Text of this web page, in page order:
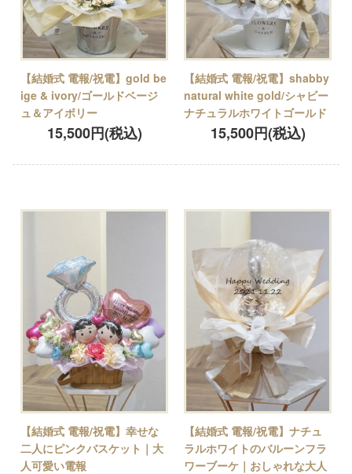
【結婚式 電報/祝電】gold be
ige & ivory/ゴールドベージ
ュ＆アイボリー
15,500円(税込)
【結婚式 電報/祝電】shabby
natural white gold/シャビー
ナチュラルホワイトゴールド
15,500円(税込)
【結婚式 電報/祝電】幸せな
二人にピンクバスケット｜大
人可愛い電報
【結婚式 電報/祝電】ナチュ
ラルホワイトのバルーンフラ
ワーブーケ｜おしゃれな大人